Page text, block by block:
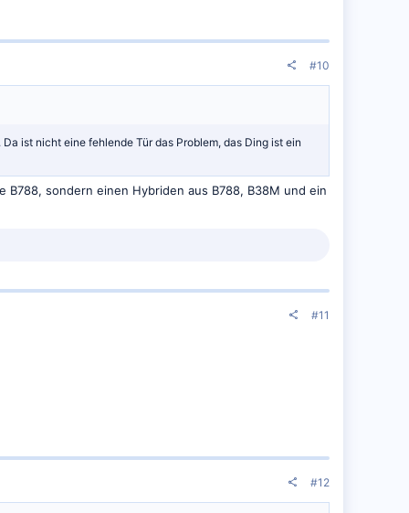
#10
ist nicht eine fehlende Tür das Problem, das Ding ist ein
sondern einen Hybriden aus B788, B38M und ein
#11
#12